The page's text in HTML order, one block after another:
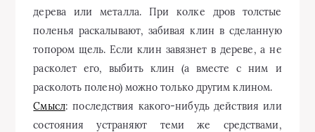
дерева или металла. При колке дров толстые
поленья раскалывают, забивая клин в сделанную
топором щель. Если клин завязнет в дереве, а не
расколет его, выбить клин (а вместе с ним и
расколоть полено) можно только другим клином.
Смысл: последствия какого-нибудь действия или
состояния устраняют теми же средствами,